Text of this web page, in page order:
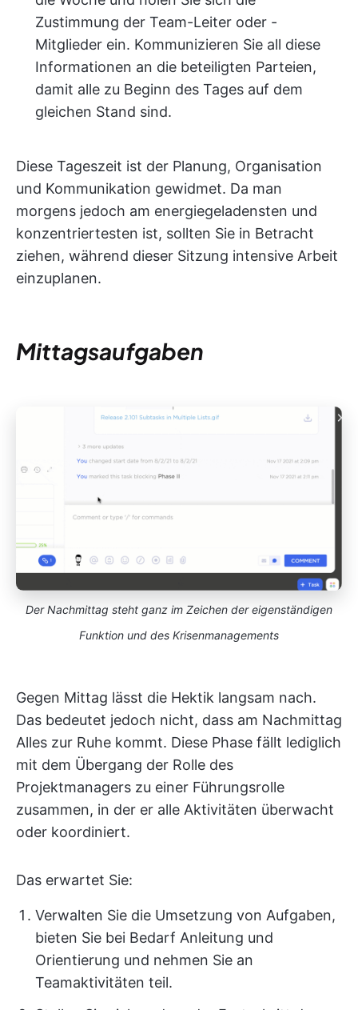
Zustimmung der Team-Leiter oder -
Mitglieder ein. Kommunizieren Sie all diese
Informationen an die beteiligten Parteien,
damit alle zu Beginn des Tages auf dem
gleichen Stand sind.
Diese Tageszeit ist der Planung, Organisation
und Kommunikation gewidmet. Da man
morgens jedoch am energiegeladensten und
konzentriertesten ist, sollten Sie in Betracht
ziehen, während dieser Sitzung intensive Arbeit
einzuplanen.
Mittagsaufgaben
Der Nachmittag steht ganz im Zeichen der eigenständigen
Funktion und des Krisenmanagements
Gegen Mittag lässt die Hektik langsam nach.
Das bedeutet jedoch nicht, dass am Nachmittag
Alles zur Ruhe kommt. Diese Phase fällt lediglich
mit dem Übergang der Rolle des
Projektmanagers zu einer Führungsrolle
zusammen, in der er alle Aktivitäten überwacht
oder koordiniert.
Das erwartet Sie:
Verwalten Sie die Umsetzung von Aufgaben,
bieten Sie bei Bedarf Anleitung und
Orientierung und nehmen Sie an
Teamaktivitäten teil.